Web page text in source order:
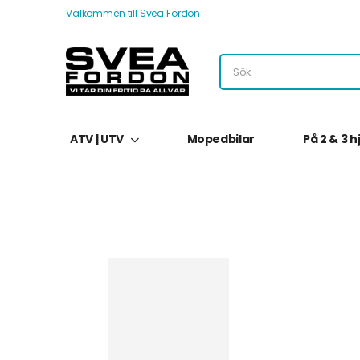
Välkommen till Svea Fordon
ATV | UTV Mopedbilar På 2 & 3